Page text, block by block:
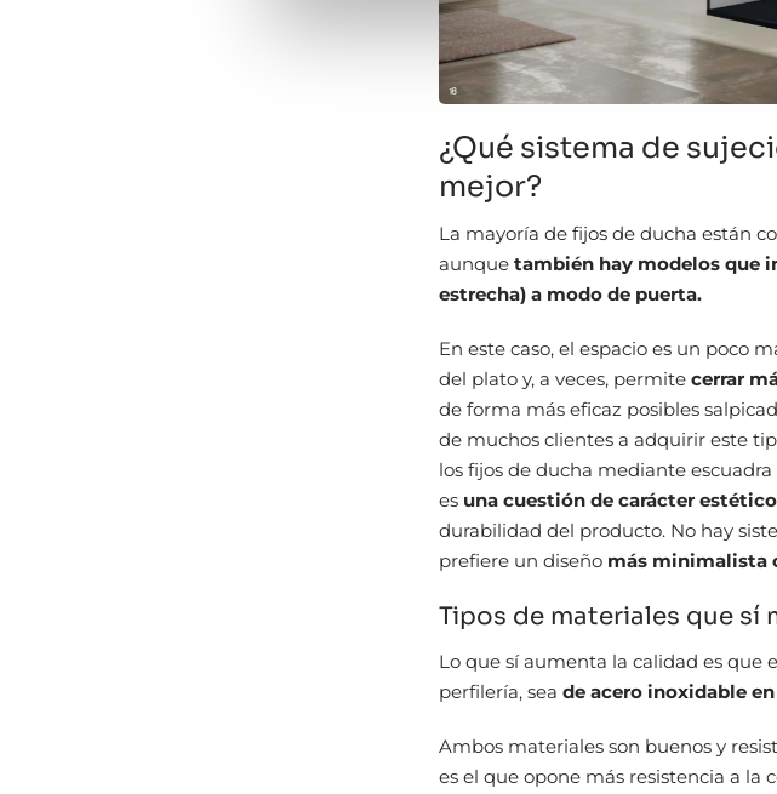
¿Qué sistema de
mejor?
La mayoría de fijos de ducha están
aunque también hay modelos que
estrecha) a modo de puerta.
En este caso, el espacio es un poco
del plato y, a veces, permite cerrar
de forma más eficaz posibles
de muchos clientes a adquirir este
los fijos de ducha mediante
es una cuestión de carácter
durabilidad del producto. No hay
prefiere un diseño más minimalista
Tipos de materiales que sí
Lo que sí aumenta la calidad es que
perfilería, sea de acero inoxidable
Ambos materiales son buenos y
es el que opone más resistencia a la